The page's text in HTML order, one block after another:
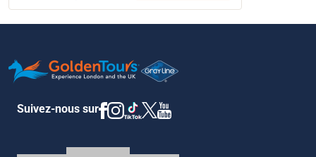
Suivez-nous sur